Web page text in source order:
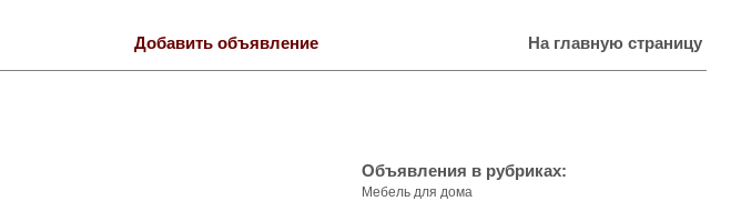
Добавить объявление На главную страницу
Объявления в рубриках:
Мебель для дома